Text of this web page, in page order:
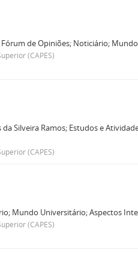
de Opiniões; Noticiário;
(CAPES)
Silveira Ramos; Estudos e
(CAPES)
Mundo Universitário; Aspectos
(CAPES)